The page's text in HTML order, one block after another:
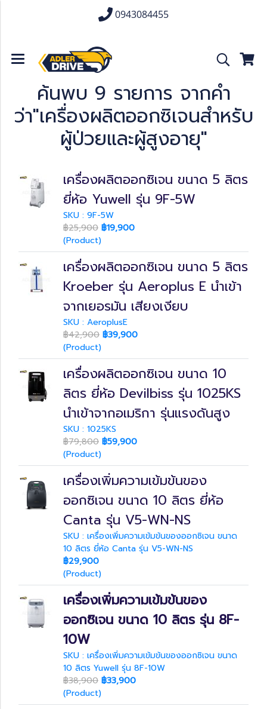
0943084455
ค้นพบ 9 รายการ จากคำ
ว่า"เครื่องผลิตออกซิเจนสำหรับ
ผู้ป่วยและผู้สูงอายุ"
เครื่องผลิตออกซิเจน ขนาด 5 ลิตร
ยี่ห้อ Yuwell รุ่น 9F-5W
SKU : 9F-5W
฿25,900 ฿19,900
(Product)
เครื่องผลิตออกซิเจน ขนาด 5 ลิตร
Kroeber รุ่น Aeroplus E นำเข้า
จากเยอรมัน เสียงเงียบ
SKU : AeroplusE
฿42,900 ฿39,900
(Product)
เครื่องผลิตออกซิเจน ขนาด 10
ลิตร ยี่ห้อ Devilbiss รุ่น 1025KS
นำเข้าจากอเมริกา รุ่นแรงดันสูง
SKU : 1025KS
฿79,800 ฿59,900
(Product)
เครื่องเพิ่มความเข้มข้นของ
ออกซิเจน ขนาด 10 ลิตร ยี่ห้อ
Canta รุ่น V5-WN-NS
SKU : เครื่องเพิ่มความเข้มข้นของออกซิเจน ขนาด
10 ลิตร ยี่ห้อ Canta รุ่น V5-WN-NS
฿29,900
(Product)
เครื่องเพิ่มความเข้มข้นของ
ออกซิเจน ขนาด 10 ลิตร รุ่น 8F-
10W
SKU : เครื่องเพิ่มความเข้มข้นของออกซิเจน ขนาด
10 ลิตร Yuwell รุ่น 8F-10W
฿38,900 ฿33,900
(Product)